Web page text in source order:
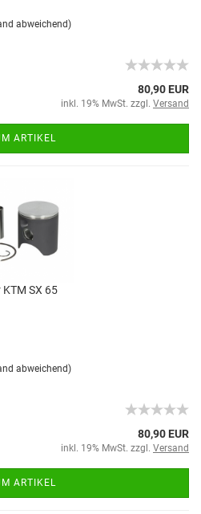
abweichend)
80,90 EUR
inkl. 19% MwSt. zzgl. Versand
ARTIKEL
SX 65
abweichend)
80,90 EUR
inkl. 19% MwSt. zzgl. Versand
ARTIKEL